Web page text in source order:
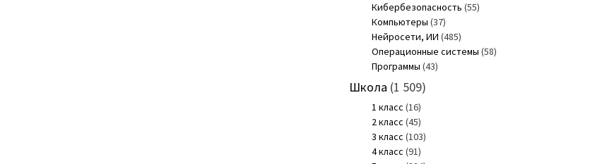
Кибербезопасность (55)
Компьютеры (37)
Нейросети, ИИ (485)
Операционные системы (58)
Программы (43)
Школа (1 509)
1 класс (16)
2 класс (45)
3 класс (103)
4 класс (91)